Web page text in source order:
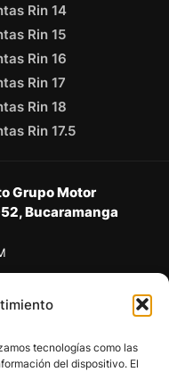
tecnologías como las
del dispositivo. El
Rin 14
Rin 15
Rin 16
Rin 17
Rin 18
Rin 17.5
Grupo Motor
Bucaramanga